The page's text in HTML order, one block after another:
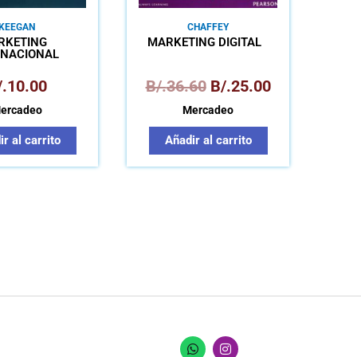
KEEGAN
10.00
al carrito
CHAFFEY
MARKETING DIGITAL
B/.36.60 B/.25.00
Mercadeo
Añadir al carrito
W
I